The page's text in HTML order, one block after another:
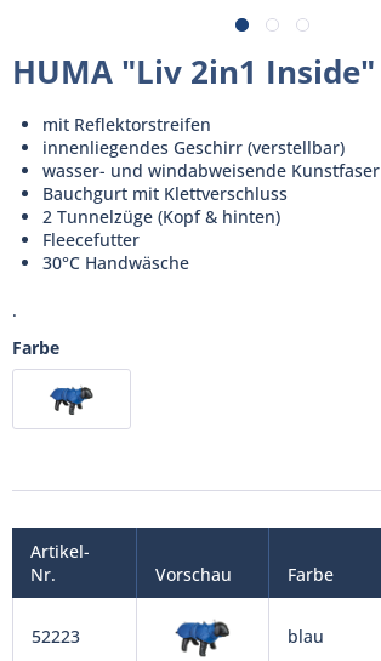
HUMA "Liv 2in1 Inside"
mit Reflektorstreifen
innenliegendes Geschirr (verstellbar)
wasser- und windabweisende Kunstfaser
Bauchgurt mit Klettverschluss
2 Tunnelzüge (Kopf & hinten)
Fleecefutter
30°C Handwäsche
.
Farbe
Artikel-
Nr.
Vorschau Farbe
52223 blau